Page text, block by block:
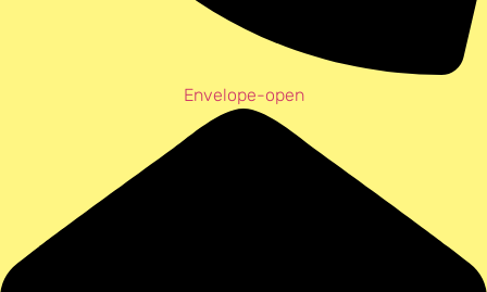
Envelope-open